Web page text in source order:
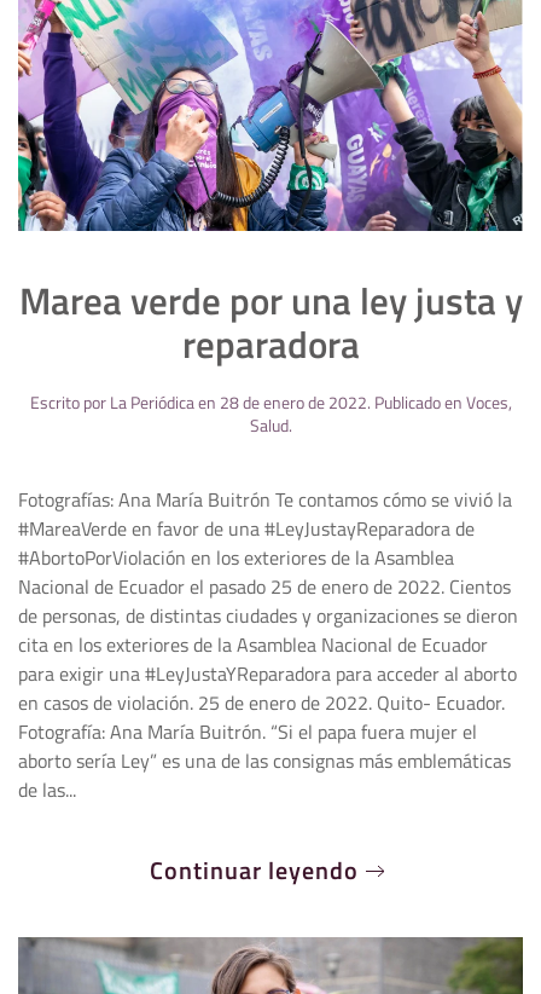
Marea verde por una ley justa y
reparadora
Escrito porLa Periódicaen 28 de enero de 2022. Publicado enVoces,
Salud.
Fotografías: Ana María Buitrón Te contamos cómo se vivió la
#MareaVerde en favor de una #LeyJustayReparadora de
#AbortoPorViolación en los exteriores de la Asamblea
Nacional de Ecuador el pasado 25 de enero de 2022. Cientos
de personas, de distintas ciudades y organizaciones se dieron
cita en los exteriores de la Asamblea Nacional de Ecuador
para exigir una #LeyJustaYReparadora para acceder al aborto
en casos de violación. 25 de enero de 2022. Quito- Ecuador.
Fotografía: Ana María Buitrón. “Si el papa fuera mujer el
aborto sería Ley” es una de las consignas más emblemáticas
de las...
Continuar leyendo